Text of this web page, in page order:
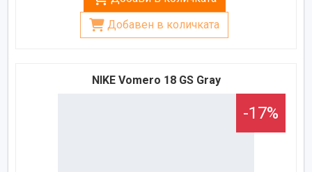
Добавен в количката
NIKE Vomero 18 GS Gray
-17%